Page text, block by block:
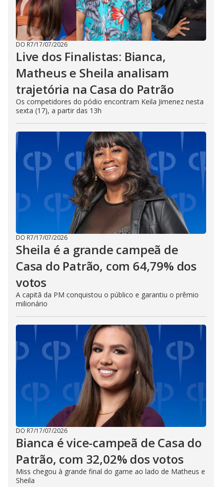
DO R7/17/07/2026
Live dos Finalistas: Bianca,
Matheus e Sheila analisam
trajetória na Casa do Patrão
Os competidores do pódio encontram Keila Jimenez nesta
sexta (17), a partir das 13h
DO R7/17/07/2026
Sheila é a grande campeã de
Casa do Patrão, com 64,79% dos
votos
A capitã da PM conquistou o público e garantiu o prêmio
milionário
DO R7/17/07/2026
Bianca é vice-campeã de Casa do
Patrão, com 32,02% dos votos
Miss chegou à grande final do game ao lado de Matheus e
Sheila